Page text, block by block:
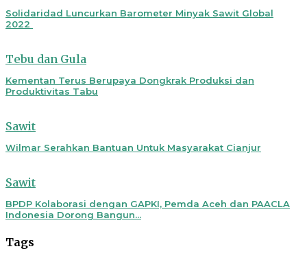
Solidaridad Luncurkan Barometer Minyak Sawit Global
2022
Tebu dan Gula
Kementan Terus Berupaya Dongkrak Produksi dan
Produktivitas Tabu
Sawit
Wilmar Serahkan Bantuan Untuk Masyarakat Cianjur
Sawit
BPDP Kolaborasi dengan GAPKI, Pemda Aceh dan PAACLA
Indonesia Dorong Bangun...
Tags